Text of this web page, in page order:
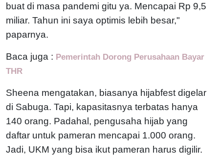
buat di masa pandemi gitu ya. Mencapai Rp 9,5
miliar. Tahun ini saya optimis lebih besar,"
paparnya.
Baca juga : Pemerintah Dorong Perusahaan Bayar
THR
Sheena mengatakan, biasanya hijabfest digelar
di Sabuga. Tapi, kapasitasnya terbatas hanya
140 orang. Padahal, pengusaha hijab yang
daftar untuk pameran mencapai 1.000 orang.
Jadi, UKM yang bisa ikut pameran harus digilir.